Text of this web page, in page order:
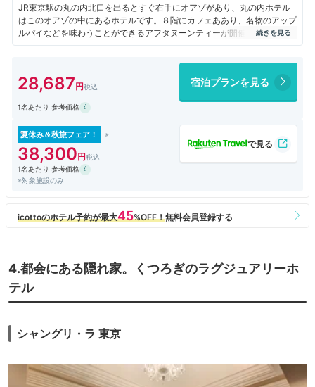
JR東京駅の丸の内北口を出るとすぐ右手にオアゾがあり、丸の内ホテル
はこのオアゾの中にあるホテルです。８階にカフェああり、名物のアップ
ルパイなどを味わうことができるアフタヌーンティーが開催されていまし
た。他のホテルのアフタヌーンティーと比べてお手頃な価格設定だと思い
28,687 宿泊プランを見る
1名あたり 参考価格
夏休み＆秋旅フェア！
38,300
1名あたり 参考価格
※対象施設のみ
4.都会にある隠れ家。くつろぎのラグジュアリーホ
テル
シャングリ・ラ 東京